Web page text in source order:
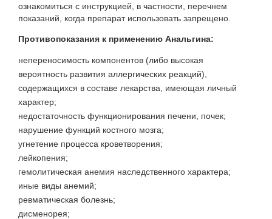
ознакомиться с инструкцией, в частности, перечнем
показаний, когда препарат использовать запрещено.
Противопоказания к применению Анальгина:
непереносимость компонентов (либо высокая
вероятность развития аллергических реакций),
содержащихся в составе лекарства, имеющая личный
характер;
недостаточность функционирования печени, почек;
нарушение функций костного мозга;
угнетение процесса кроветворения;
лейкопения;
гемолитическая анемия наследственного характера;
иные виды анемий;
ревматическая болезнь;
дисменорея;